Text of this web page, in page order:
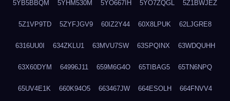
5YB5BBQM 5YHM530M 5YO667IH 5YO7ZQGL 5Z1BWJEZ
5Z1VP9TD 5ZYFJGV9 60IZ2Y44 60X8LPUK 62LJGRE8
6316UU0I 634ZKLU1 63MVU7SW 63SPQINX 63WDQUHH
63X60DYM 64996J11 659M6G4O 65TIBAG5 65TN6NPQ
65UV4E1K 660K94O5 663467JW 664ESOLH 664FNVV4